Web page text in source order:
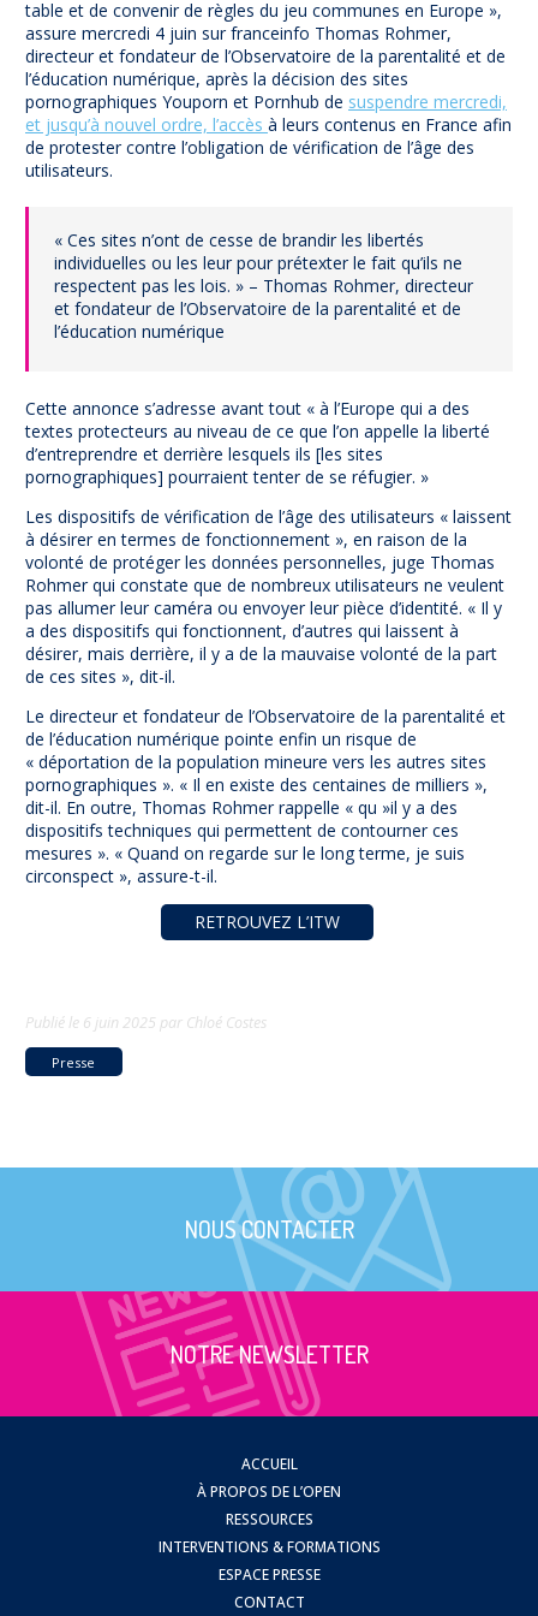
table et de convenir de règles du jeu communes en Europe »,
assure mercredi 4 juin sur franceinfo Thomas Rohmer,
directeur et fondateur de l’Observatoire de la parentalité et de
l’éducation numérique, après la décision des sites
pornographiques Youporn et Pornhub de suspendre mercredi,
et jusqu’à nouvel ordre, l’accès à leurs contenus en France afin
de protester contre l’obligation de vérification de l’âge des
utilisateurs.
« Ces sites n’ont de cesse de brandir les libertés
individuelles ou les leur pour prétexter le fait qu’ils ne
respectent pas les lois. » – Thomas Rohmer, directeur
et fondateur de l’Observatoire de la parentalité et de
l’éducation numérique
Cette annonce s’adresse avant tout « à l’Europe qui a des
textes protecteurs au niveau de ce que l’on appelle la liberté
d’entreprendre et derrière lesquels ils [les sites
pornographiques] pourraient tenter de se réfugier. »
Les dispositifs de vérification de l’âge des utilisateurs « laissent
à désirer en termes de fonctionnement », en raison de la
volonté de protéger les données personnelles, juge Thomas
Rohmer qui constate que de nombreux utilisateurs ne veulent
pas allumer leur caméra ou envoyer leur pièce d’identité. « Il y
a des dispositifs qui fonctionnent, d’autres qui laissent à
désirer, mais derrière, il y a de la mauvaise volonté de la part
de ces sites », dit-il.
Le directeur et fondateur de l’Observatoire de la parentalité et
de l’éducation numérique pointe enfin un risque de
« déportation de la population mineure vers les autres sites
pornographiques ». « Il en existe des centaines de milliers »,
dit-il. En outre, Thomas Rohmer rappelle « qu »il y a des
dispositifs techniques qui permettent de contourner ces
mesures ». « Quand on regarde sur le long terme, je suis
circonspect », assure-t-il.
RETROUVEZ L’ITW
Publié le 6 juin 2025 par Chloé Costes
Presse
NOUS CONTACTER
NOTRE NEWSLETTER
ACCUEIL
À PROPOS DE L’OPEN
RESSOURCES
INTERVENTIONS & FORMATIONS
ESPACE PRESSE
CONTACT